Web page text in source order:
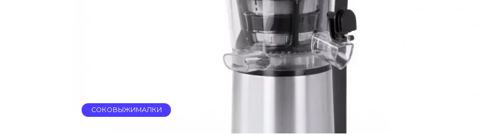
СОКОВЫЖИМАЛКИ